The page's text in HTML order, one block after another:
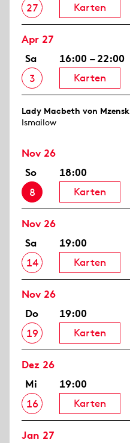
27
Karten
Apr 27
Sa
3
16:00 – 22:00
Karten
Lady Macbeth von Mzensk
Ismailow
Nov 26
So
8
18:00
Karten
Nov 26
Sa
14
19:00
Karten
Nov 26
Do
19
19:00
Karten
Dez 26
Mi
16
19:00
Karten
Jan 27